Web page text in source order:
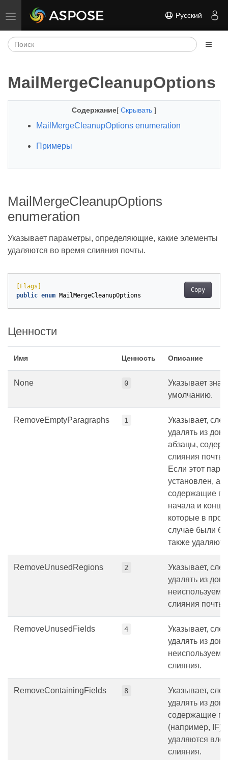
Переключить навигацию Русский
MailMergeCleanupOptions
Содержание[ Скрывать ]
MailMergeCleanupOptions enumeration
Примеры
MailMergeCleanupOptions
enumeration
Указывает параметры, определяющие, какие элементы
удаляются во время слияния почты.
Copy
[Flags]
public enum MailMergeCleanupOptions
Ценности
Имя Ценность Описание
None 0
Указывает
умолчанию.
RemoveEmptyParagraphs 1
Указывает,
удалять из
абзацы,
слияния почты
Если этот
установлен,
содержащие
начала и конца
которые в
случае были
также
RemoveUnusedRegions 2
Указывает,
удалять из
слияния почты.
RemoveUnusedFields 4
Указывает,
удалять из
слияния.
RemoveContainingFields 8
Указывает,
удалять из
содержащие
(например, IF),
удаляются
слияния.